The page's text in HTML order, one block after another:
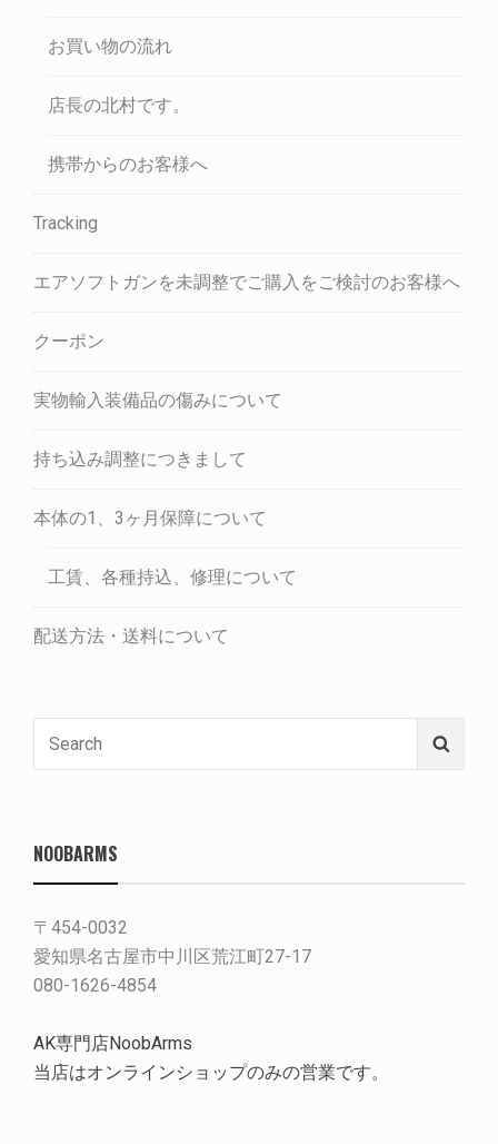
お買い物の流れ
店長の北村です。
携帯からのお客様へ
Tracking
エアソフトガンを未調整でご購入をご検討のお客様へ
クーポン
実物輸入装備品の傷みについて
持ち込み調整につきまして
本体の1、3ヶ月保障について
工賃、各種持込、修理について
配送方法・送料について
NOOBARMS
〒454-0032
愛知県名古屋市中川区荒江町27-17
080-1626-4854
AK専門店NoobArms
当店はオンラインショップのみの営業です。